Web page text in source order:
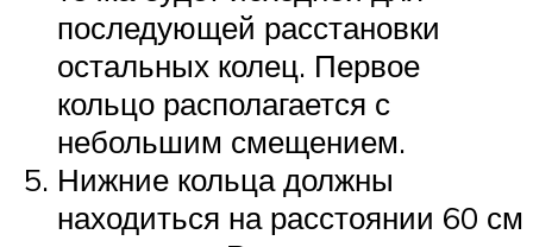
последующей расстановки
остальных колец. Первое
кольцо располагается с
небольшим смещением.
Нижние кольца должны
находиться на расстоянии 60 см